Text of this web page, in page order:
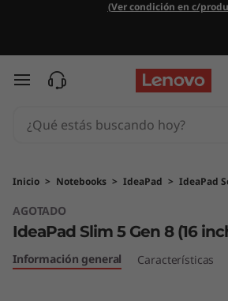
(Ver condición en c/
Ir al contenido principal
Inicio > Notebooks > IdeaPad > IdeaPad
AGOTADO
IdeaPad Slim 5 Gen 8 (16
Información general Características